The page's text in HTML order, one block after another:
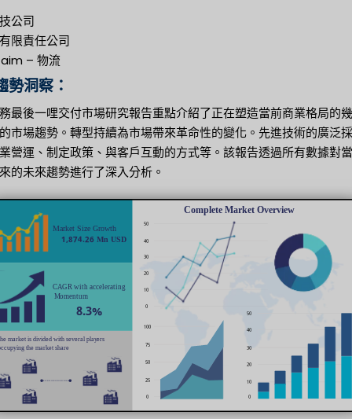
公司
限責任公司
– 物流
勢洞察：
最後一哩交付市場研究報告重點介紹了正在塑造當前商業格局的
市場趨勢。轉型持續為市場帶來革命性的變化。先進技術的廣泛
營運、制定政策、與客戶互動的方式等。該報告透過所有數據對
的未來趨勢進行了深入分析。